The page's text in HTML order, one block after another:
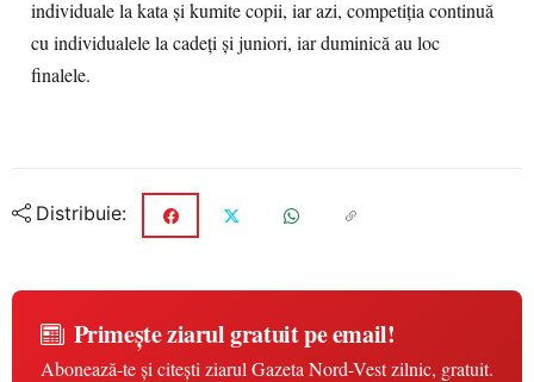
individuale la kata și kumite copii, iar azi, competiţia continuă
cu individualele la cadeți și juniori, iar duminică au loc
finalele.
Distribuie:
Primește ziarul gratuit pe email!
Abonează-te și citești ziarul Gazeta Nord-Vest zilnic, gratuit.